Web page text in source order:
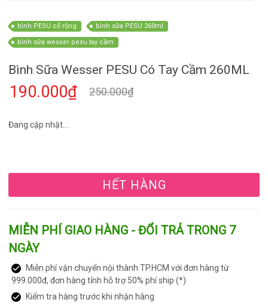
bình PESU cổ rộng bình sữa PESU 260ml
bình sữa wesser pesu tay cầm
Bình Sữa Wesser PESU Có Tay Cầm 260ML
190.000₫ 250.000₫
Đang cập nhật...
HẾT HÀNG
MIỄN PHÍ GIAO HÀNG - ĐỔI TRẢ TRONG 7
NGÀY
Miễn phí vận chuyển nội thành TP.HCM với đơn hàng từ
999.000đ, đơn hàng tỉnh hỗ trợ 50% phí ship (*)
Kiểm tra hàng trước khi nhận hàng